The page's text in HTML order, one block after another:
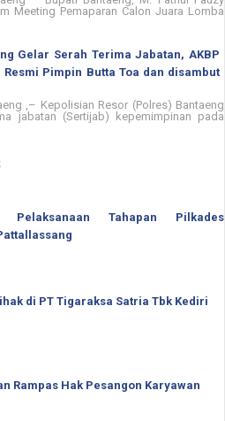
Meeting Pemaparan Calon Juara Lomba
Gelar Serah Terima Jabatan, AKBP
Pimpin Butta Toa dan disambut
,– Kepolisian Resor (Polres) Bantaeng
jabatan (Sertijab) kepemimpinan pada
Pelaksanaan Tahapan Pilkades
di PT Tigaraksa Satria Tbk Kediri
Rampas Hak Pesangon Karyawan